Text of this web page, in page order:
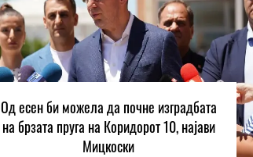
Од есен би можела да почне изградбата
на брзата пруга на Коридорот 10, најави
Мицкоски